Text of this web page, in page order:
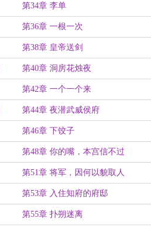
第34章 李单
第36章 一根一次
第38章 皇帝送剑
第40章 洞房花烛夜
第42章 一个一个来
第44章 夜潜武威侯府
第46章 下饺子
第48章 你的嘴，本宫信不过
第51章 将军，因何以貌取人
第53章 入住知府的府邸
第55章 扑朔迷离